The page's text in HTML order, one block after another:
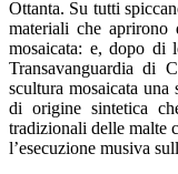
Ottanta. Su tutti
materiali che aprirono
mosaicata: e, dopo di
Transavanguardia di
scultura mosaicata
di origine sintetica
tradizionali delle malte
l’esecuzione musiva